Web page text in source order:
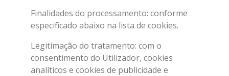
Finalidades do processamento: conforme
especificado abaixo na lista de cookies.
Legitimação do tratamento: com o
consentimento do Utilizador, cookies
analíticos e cookies de publicidade e